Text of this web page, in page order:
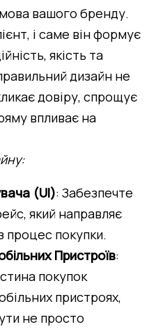
вашого бренду.
і саме він формує
якість та
дизайн не
довіру, спрощує
впливає на
(UI): Забезпечте
який направляє
процес покупки.
Пристроїв:
покупок
пристроях,
не просто